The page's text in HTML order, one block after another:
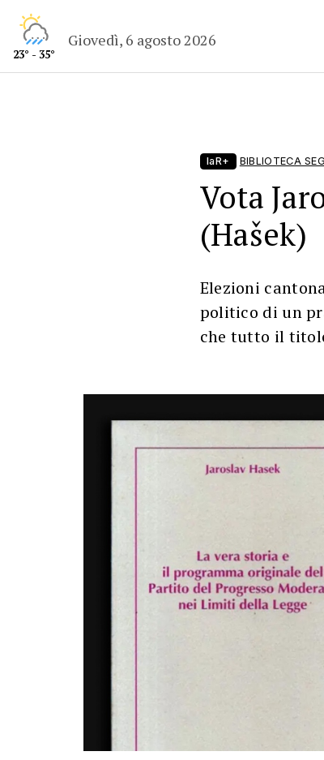
23° - 35°
Giovedì, 6 agosto 2026
laR+ BIBLIOTECA
Vota
(Hašek)
Elezioni
politico di un
che tutto il